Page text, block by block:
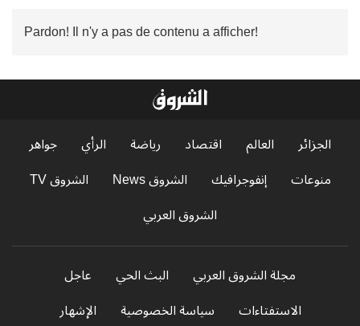
Pardon! Il n'y a pas de contenu a afficher!
الجزائر العالم اقتصاد رياضة الرأي
جواهر
منوعات
إنفوجرافيك الشروق News
الشروق TV
الشروق العربي
مجلة الشروق العربي البث الحي
عاجل
الاستفتاءات
سياسة الخصوصية الإشهار